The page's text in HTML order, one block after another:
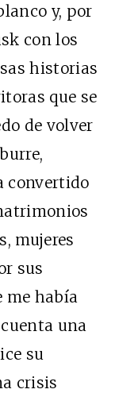
y, por
con los
historias
que se
de volver
convertido
mujeres
sus
me había
una
su
crisis